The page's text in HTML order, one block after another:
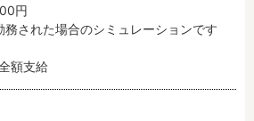
円
された場合のシミュレーションです
額支給
住宅手当・借上社宅
当社スタッフ活躍中